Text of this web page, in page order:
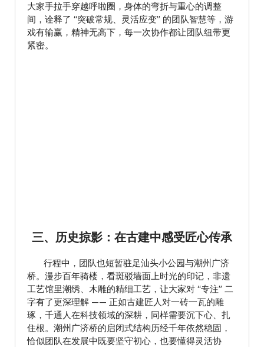
大家手拉手穿越呼啦圈，身体的弯折与重心的调整
间，诠释了 “突破常规、灵活应变” 的团队智慧等，游
戏有输赢，精神无高下，每一次协作都让团队纽带更
紧密。
三、历史掠影：在古建中感受匠心传承
行程中，团队也短暂驻足汕头小公园与潮州广济
桥。漫步百年骑楼，看斑驳墙面上时光的印记，非遗
工艺馆里潮绣、木雕的精细工艺，让大家对 “专注” 二
字有了更深理解 —— 正如古建匠人对一砖一瓦的雕
琢，千通人在科技领域的深耕，同样需要沉下心、扎
住根。潮州广济桥的启闭式结构历经千年依然稳固，
恰似团队在发展中既要坚守初心，也要懂得灵活协